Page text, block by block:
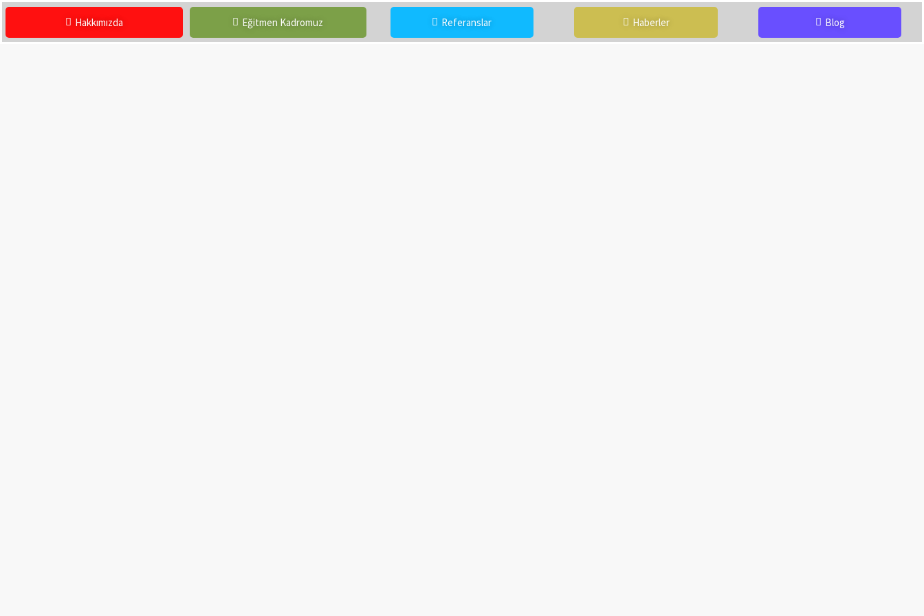
Hakkımızda Eğitmen Kadromuz Referanslar Haberler Blog